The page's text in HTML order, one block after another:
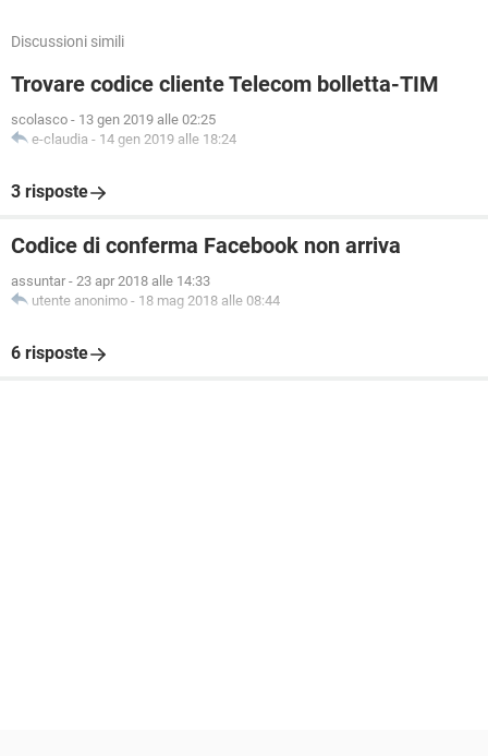
Discussioni simili
Trovare codice cliente Telecom bolletta-TIM
scolasco - 13 gen 2019 alle 02:25
e-claudia - 14 gen 2019 alle 18:24
3 risposte
Codice di conferma Facebook non arriva
assuntar - 23 apr 2018 alle 14:33
utente anonimo - 18 mag 2018 alle 08:44
6 risposte